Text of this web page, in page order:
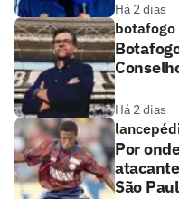
Há 2 dias
botafogo
Há 2 dias
Por
São